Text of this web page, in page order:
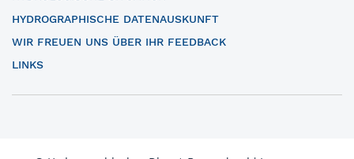
HYDROGRAPHISCHE DATENAUSKUNFT
WIR FREUEN UNS ÜBER IHR FEEDBACK
LINKS